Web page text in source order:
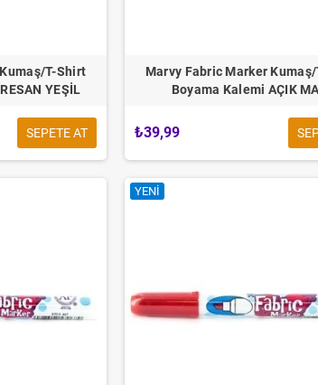
4'lü Sünger Tampon Fırça Seti
₺54,00
10 adt
T-Shirt
YEŞİL
SEPETE AT
Marvy Fabric Marker
Boyama Kalemi AÇIK
₺39,99
YENI